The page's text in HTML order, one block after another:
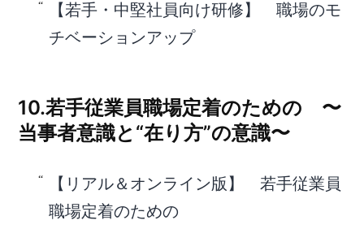
【若手・中堅社員向け研修】 職場のモ
チベーションアップ
10.若手従業員職場定着のための 〜
当事者意識と“在り方”の意識〜
【リアル＆オンライン版】 若手従業員
職場定着のための